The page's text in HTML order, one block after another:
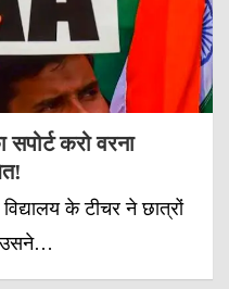
करो वरना
के टीचर ने छात्रों
उसने…